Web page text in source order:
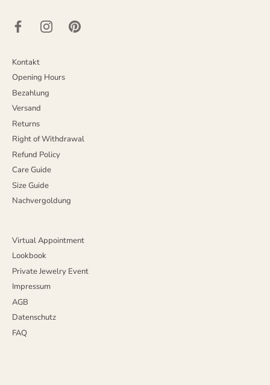
Kontakt
Opening Hours
Bezahlung
Versand
Returns
Right of Withdrawal
Refund Policy
Care Guide
Size Guide
Nachvergoldung
Virtual Appointment
Lookbook
Private Jewelry Event
Impressum
AGB
Datenschutz
FAQ